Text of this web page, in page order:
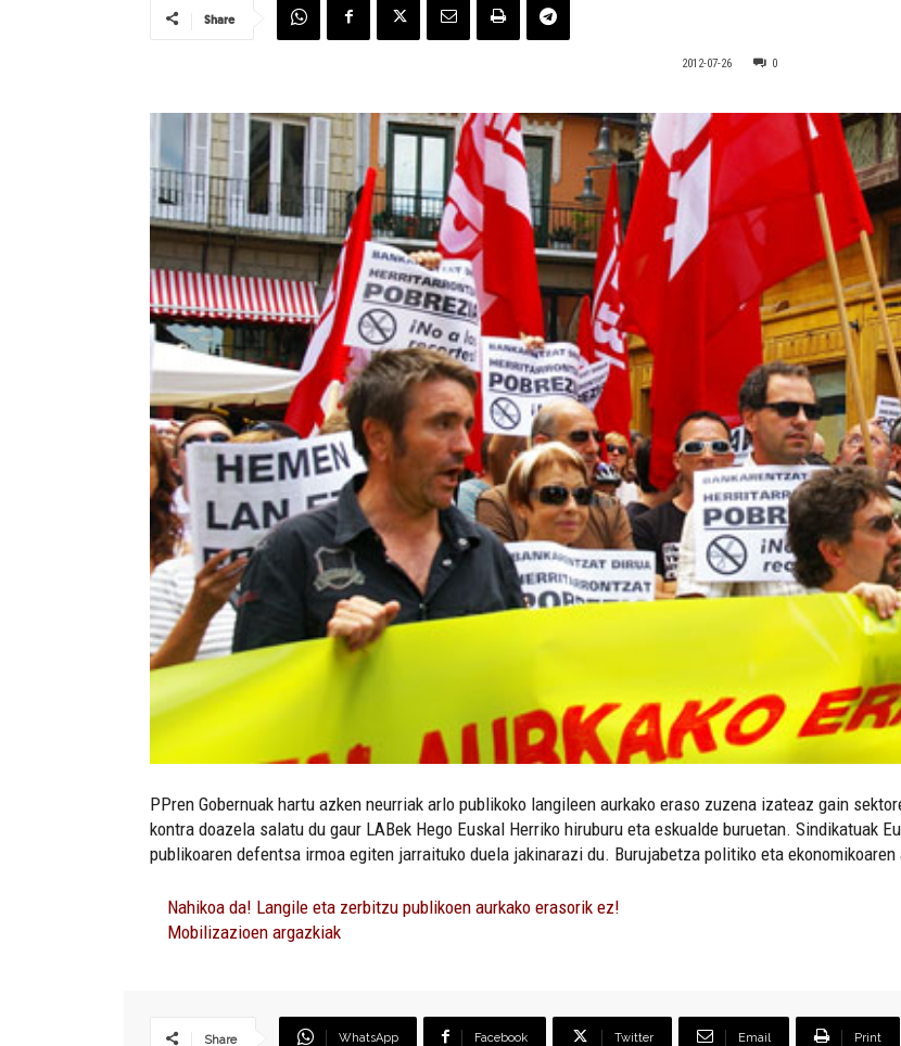
Share
2012-07-26 0
PPren Gobernuak hartu azken neurriak arlo publikoko langileen aurkako eraso zuzena izateaz gain
kontra doazela salatu du gaur LABek Hego Euskal Herriko hiruburu eta eskualde buruetan. Sindikatuak
publikoaren defentsa irmoa egiten jarraituko duela jakinarazi du. Burujabetza politiko eta ekonomikoaren
Nahikoa da! Langile eta zerbitzu publikoen aurkako erasorik ez!
Mobilizazioen argazkiak
Share WhatsApp Facebook Twitter Email Print